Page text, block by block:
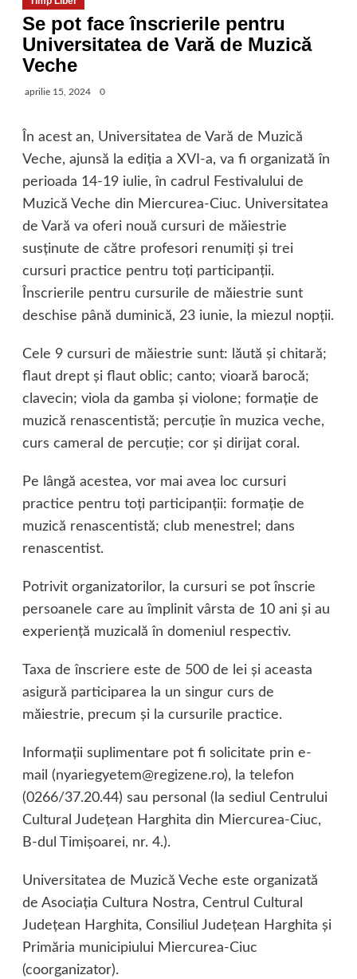
Se pot face înscrierile pentru
Universitatea de Vară de Muzică
Veche
aprilie 15, 2024 0
În acest an, Universitatea de Vară de Muzică
Veche, ajunsă la ediţia a XVI-a, va fi organizată în
perioada 14-19 iulie, în cadrul Festivalului de
Muzică Veche din Miercurea-Ciuc. Universitatea
de Vară va oferi nouă cursuri de măiestrie
susţinute de către profesori renumiţi şi trei
cursuri practice pentru toţi participanţii.
Înscrierile pentru cursurile de măiestrie sunt
deschise până duminică, 23 iunie, la miezul nopţii.
Cele 9 cursuri de măiestrie sunt: lăută şi chitară;
flaut drept şi flaut oblic; canto; vioară barocă;
clavecin; viola da gamba şi violone; formaţie de
muzică renascentistă; percuţie în muzica veche,
curs cameral de percuţie; cor şi dirijat coral.
Pe lângă acestea, vor mai avea loc cursuri
practice pentru toţi participanţii: formaţie de
muzică renascentistă; club menestrel; dans
renascentist.
Potrivit organizatorilor, la cursuri se pot înscrie
persoanele care au împlinit vârsta de 10 ani şi au
experienţă muzicală în domeniul respectiv.
Taxa de înscriere este de 500 de lei şi aceasta
asigură participarea la un singur curs de
măiestrie, precum şi la cursurile practice.
Informaţii suplimentare pot fi solicitate prin e-
mail (nyariegyetem@regizene.ro), la telefon
(0266/37.20.44) sau personal (la sediul Centrului
Cultural Judeţean Harghita din Miercurea-Ciuc,
B-dul Timişoarei, nr. 4.).
Universitatea de Muzică Veche este organizată
de Asociaţia Cultura Nostra, Centrul Cultural
Judeţean Harghita, Consiliul Judeţean Harghita şi
Primăria municipiului Miercurea-Ciuc
(coorganizator).